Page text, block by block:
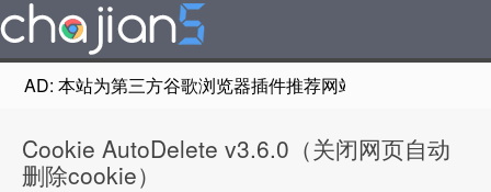
AD: 本站为第三方谷歌浏览器插件推荐网站，非Google
Cookie AutoDelete v3.6.0（关闭网页自动
删除cookie）